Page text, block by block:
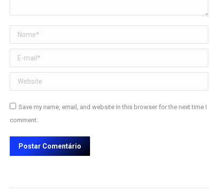
Nome *
E-mail *
Website
Save my name, email, and website in this browser for the next time I
comment.
Postar Comentário